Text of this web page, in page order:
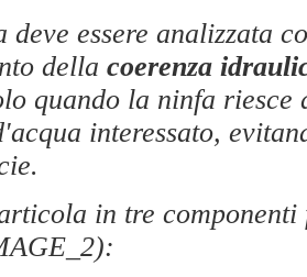
deve essere analizzata
della coerenza
quando la ninfa
interessato,
in tre